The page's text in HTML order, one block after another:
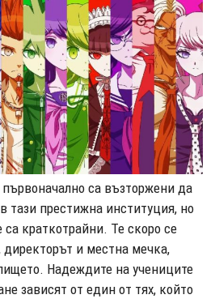
са възторжени да
тази престижна институция, но
са краткотрайни. Те скоро се
и местна мечка,
Надеждите на учениците
зависят от един от тях, който